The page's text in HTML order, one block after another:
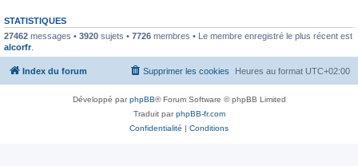
STATISTIQUES
27462 messages • 3920 sujets • 7726 membres • Le membre enregistré le plus récent est
alcorfr.
Index du forum Heures au format UTC+02:00
Supprimer les cookies
Développé parphpBB® Forum Software © phpBB Limited
Traduit parphpBB-fr.com
Confidentialité | Conditions